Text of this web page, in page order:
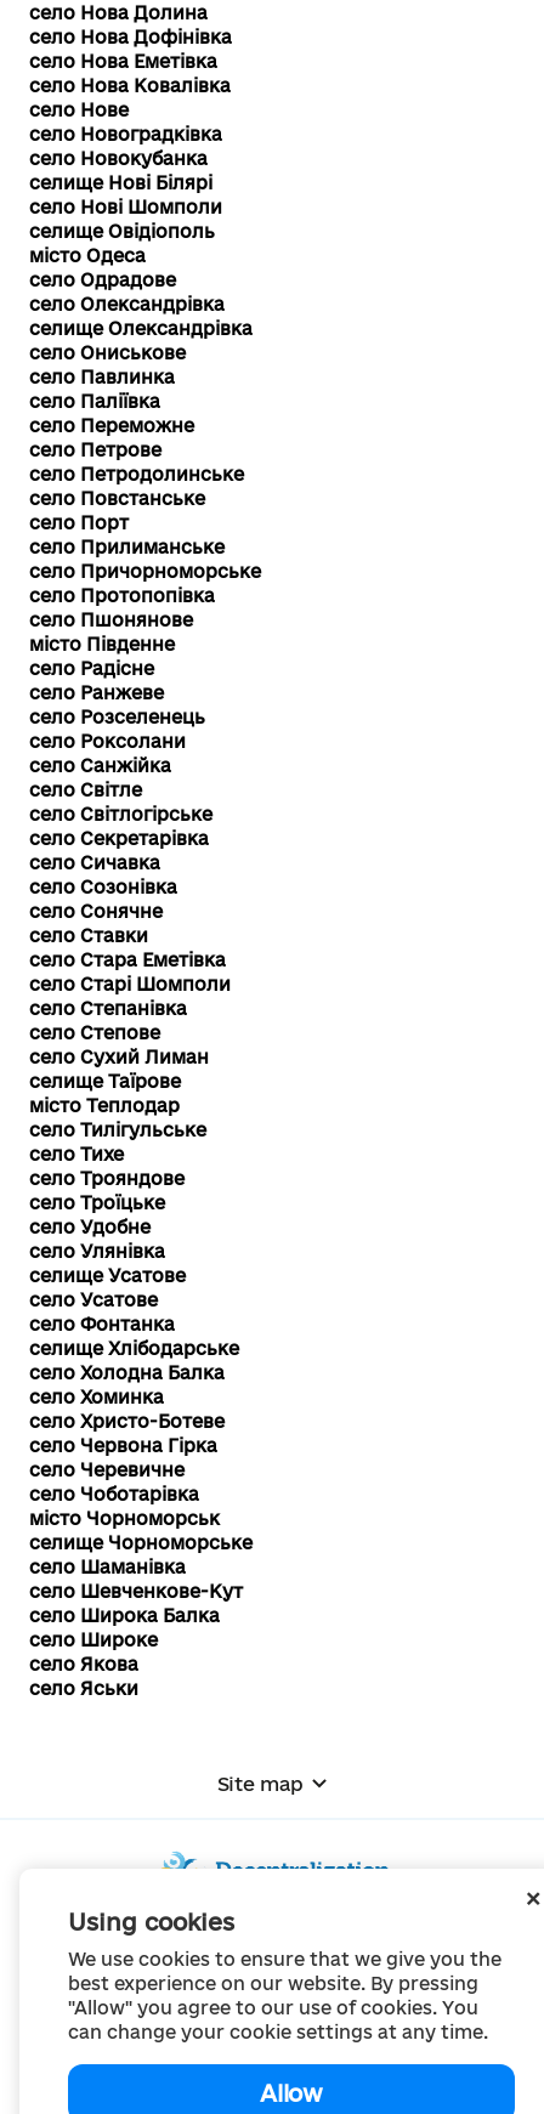
Using cookies
We use cookies to ensure that we give you the
best experience on our website. By pressing
"Allow" you agree to our use of cookies. You
can change your cookie settings at any time.
Allow
село Нова Долина
село Нова Дофінівка
село Нова Еметівка
село Нова Ковалівка
село Нове
село Новоградківка
село Новокубанка
селище Нові Білярі
село Нові Шомполи
селище Овідіополь
місто Одеса
село Одрадове
село Олександрівка
селище Олександрівка
село Ониськове
село Павлинка
село Паліївка
село Переможне
село Петрове
село Петродолинське
село Повстанське
село Порт
село Прилиманське
село Причорноморське
село Протопопівка
село Пшонянове
місто Південне
село Радісне
село Ранжеве
село Розселенець
село Роксолани
село Санжійка
село Світле
село Світлогірське
село Секретарівка
село Сичавка
село Созонівка
село Сонячне
село Ставки
село Стара Еметівка
село Старі Шомполи
село Степанівка
село Степове
село Сухий Лиман
селище Таїрове
місто Теплодар
село Тилігульське
село Тихе
село Трояндове
село Троїцьке
село Удобне
село Улянівка
селище Усатове
село Усатове
село Фонтанка
селище Хлібодарське
село Холодна Балка
село Хоминка
село Христо-Ботеве
село Червона Гірка
село Черевичне
село Чоботарівка
місто Чорноморськ
селище Чорноморське
село Шаманівка
село Шевченкове-Кут
село Широка Балка
село Широке
село Якова
село Яськи
Site map
© Portal "Decentralization", 2022
The project was created in 2014 to communicate the reform of local self-
government
and territorial organization of power in Ukraine.
Creation and filling - Portal "Decentralization"
Creative Commons Attribution 4.0 International license,
unless otherwise indicated